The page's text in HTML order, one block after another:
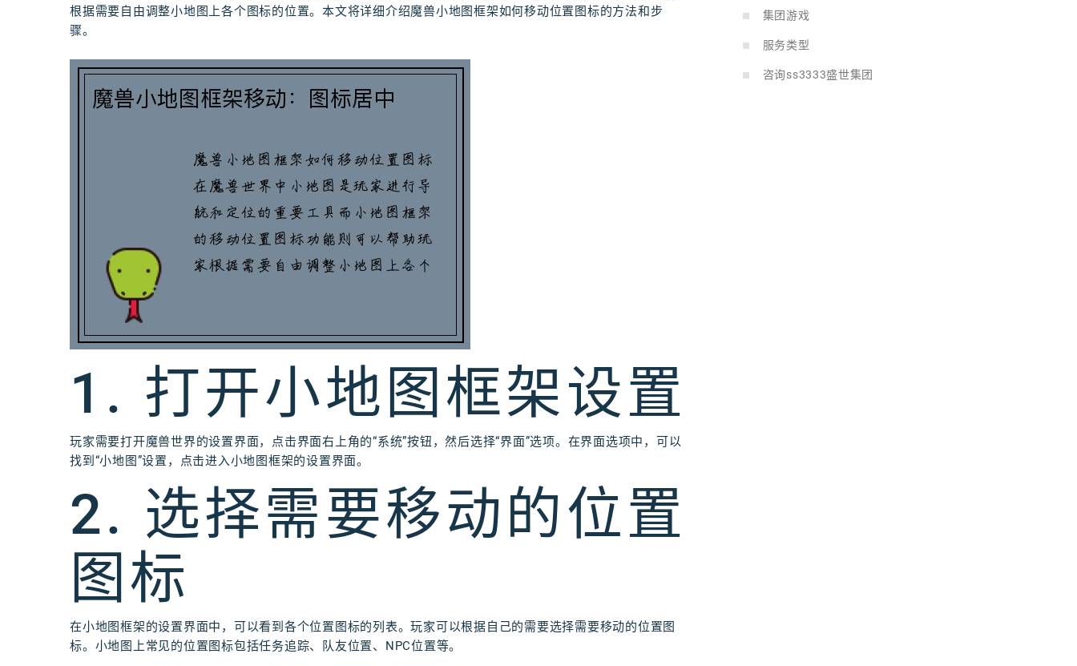
根据需要自由调整小地图上各个图标的位置。本文将详细介绍魔兽小地图框架如何移动位置图标的方法和步
骤。
1. 打开小地图框架设置
玩家需要打开魔兽世界的设置界面，点击界面右上角的“系统”按钮，然后选择“界面”选项。在界面选项中，可以
找到“小地图”设置，点击进入小地图框架的设置界面。
2. 选择需要移动的位置
图标
在小地图框架的设置界面中，可以看到各个位置图标的列表。玩家可以根据自己的需要选择需要移动的位置图
标。小地图上常见的位置图标包括任务追踪、队友位置、NPC位置等。
集团游戏
服务类型
咨询ss3333盛世集团